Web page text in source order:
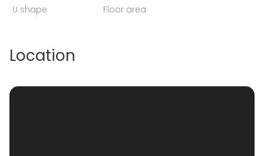
U shape Floor area
Location